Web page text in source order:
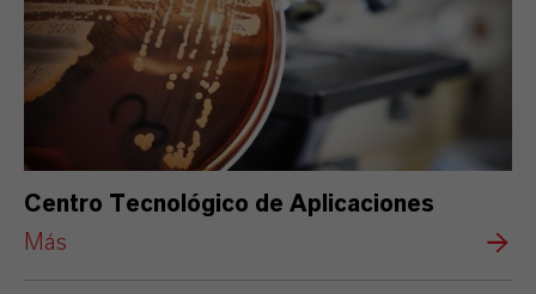
Centro Tecnológico de Aplicaciones
Más